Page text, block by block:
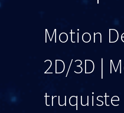
Motion
2D/3D |
truquiste